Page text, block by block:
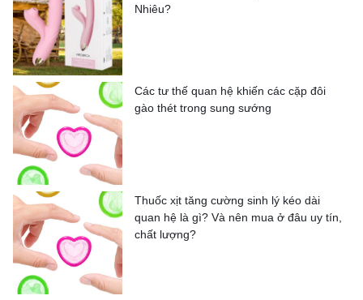
Nhiêu?
Các tư thế quan hệ khiến các cặp đôi
gào thét trong sung sướng
Thuốc xịt tăng cường sinh lý kéo dài
quan hệ là gì? Và nên mua ở đâu uy tín,
chất lượng?